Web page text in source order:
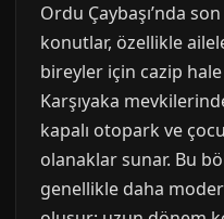
Ordu Çaybaşı’nda
konutlar, özellikle
bireyler için cazip
Karşıyaka
kapalı otopark ve
olanaklar sunar. Bu
genellikle daha